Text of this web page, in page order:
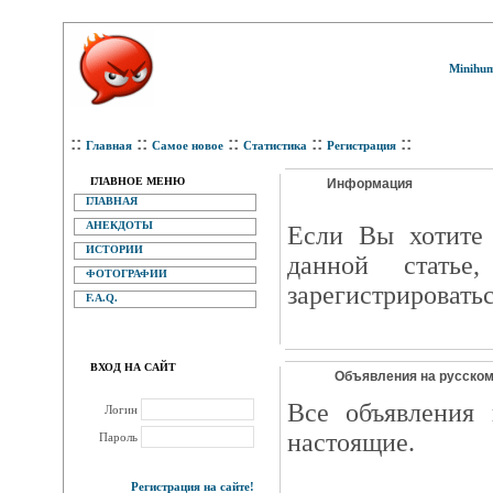
:: Главная :: Самое новое :: Статистика :: Регистрация ::
ГЛАВНОЕ МЕНЮ
ГЛАВНАЯ
АНЕКДОТЫ
ИСТОРИИ
ФОТОГРАФИИ
F.A.Q.
ВХОД НА САЙТ
Логин
Пароль
Регистрация на сайте!
Информация
Eсли Вы хотите
данной
Объявления на
Все
настоящие.